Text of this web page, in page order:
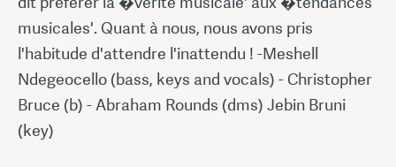
musicales'. Quant à nous, nous avons pris
l'habitude d'attendre l'inattendu ! -Meshell
Ndegeocello (bass, keys and vocals) - Christopher
Bruce (b) - Abraham Rounds (dms) Jebin Bruni
(key)